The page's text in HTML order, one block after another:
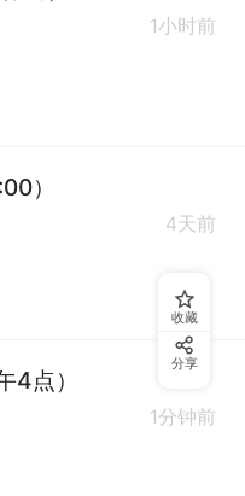
1小时前
）
4天前
4点）
1分钟前
收藏
分享